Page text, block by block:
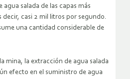
salada de las capas más
casi 2 mil litros por segundo.
una cantidad considerable de
mina, la extracción de agua salada
efecto en el suministro de agua